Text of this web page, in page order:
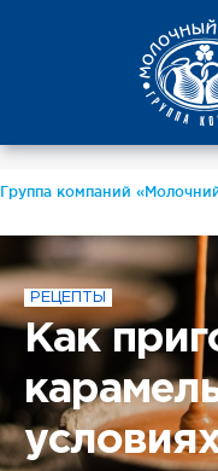
Группа компаний
РЕЦЕПТЫ
Как